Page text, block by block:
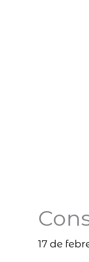
17 de